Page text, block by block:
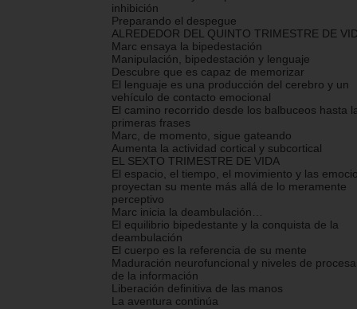
inhibición
Preparando el despegue
ALREDEDOR DEL QUINTO TRIMESTRE DE
Marc ensaya la bipedestación
Manipulación, bipedestación y lenguaje
Descubre que es capaz de memorizar
El lenguaje es una producción del cerebro y un
vehículo de contacto emocional
El camino recorrido desde los balbuceos hasta
primeras frases
Marc, de momento, sigue gateando
Aumenta la actividad cortical y subcortical
EL SEXTO TRIMESTRE DE VIDA
El espacio, el tiempo, el movimiento y las
proyectan su mente más allá de lo meramente
perceptivo
Marc inicia la deambulación…
El equilibrio bipedestante y la conquista de la
deambulación
El cuerpo es la referencia de su mente
Maduración neurofuncional y niveles de
de la información
Liberación definitiva de las manos
La aventura continúa